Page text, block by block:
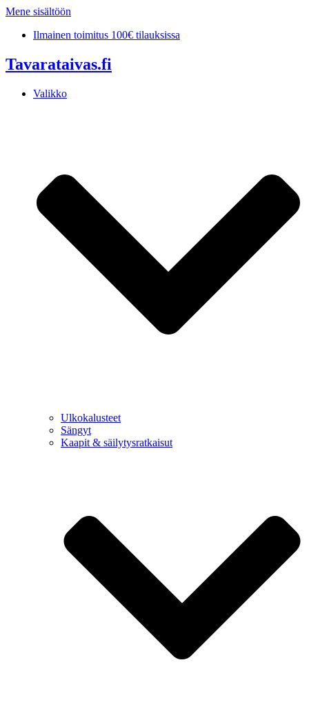
Mene sisältöön
Ilmainen toimitus 100€ tilauksissa
Tavarataivas.fi
Valikko
Ulkokalusteet
Sängyt
Kaapit & säilytysratkaisut